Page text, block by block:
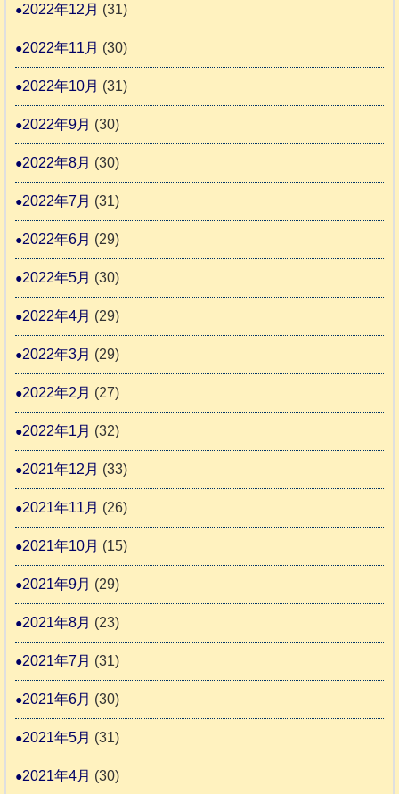
2022年12月 (31)
2022年11月 (30)
2022年10月 (31)
2022年9月 (30)
2022年8月 (30)
2022年7月 (31)
2022年6月 (29)
2022年5月 (30)
2022年4月 (29)
2022年3月 (29)
2022年2月 (27)
2022年1月 (32)
2021年12月 (33)
2021年11月 (26)
2021年10月 (15)
2021年9月 (29)
2021年8月 (23)
2021年7月 (31)
2021年6月 (30)
2021年5月 (31)
2021年4月 (30)